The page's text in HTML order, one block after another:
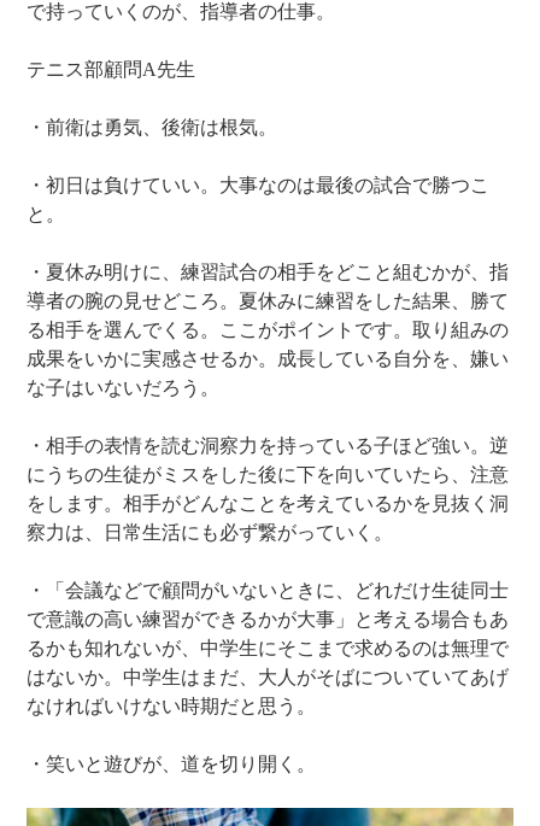
で持っていくのが、指導者の仕事。
テニス部顧問A先生
・前衛は勇気、後衛は根気。
・初日は負けていい。大事なのは最後の試合で勝つこ
と。
・夏休み明けに、練習試合の相手をどこと組むかが、指
導者の腕の見せどころ。夏休みに練習をした結果、勝て
る相手を選んでくる。ここがポイントです。取り組みの
成果をいかに実感させるか。成長している自分を、嫌い
な子はいないだろう。
・相手の表情を読む洞察力を持っている子ほど強い。逆
にうちの生徒がミスをした後に下を向いていたら、注意
をします。相手がどんなことを考えているかを見抜く洞
察力は、日常生活にも必ず繋がっていく。
・「会議などで顧問がいないときに、どれだけ生徒同士
で意識の高い練習ができるかが大事」と考える場合もあ
るかも知れないが、中学生にそこまで求めるのは無理で
はないか。中学生はまだ、大人がそばについていてあげ
なければいけない時期だと思う。
・笑いと遊びが、道を切り開く。